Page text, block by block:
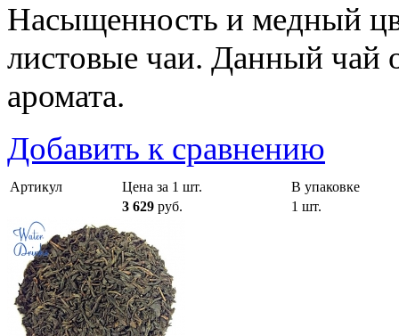
Насыщенность и медный
листовые чаи. Данный чай
аромата.
Добавить к сравнению
Артикул Цена за 1 шт.
В упаковке
3 629 руб. 1 шт.